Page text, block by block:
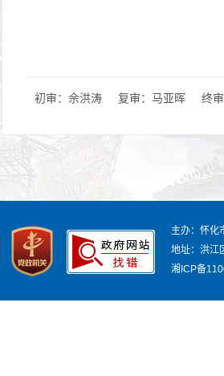
初审：佘洪涛 复审：马亚晖 终
主办：怀化
地址：洪江
湘ICP备